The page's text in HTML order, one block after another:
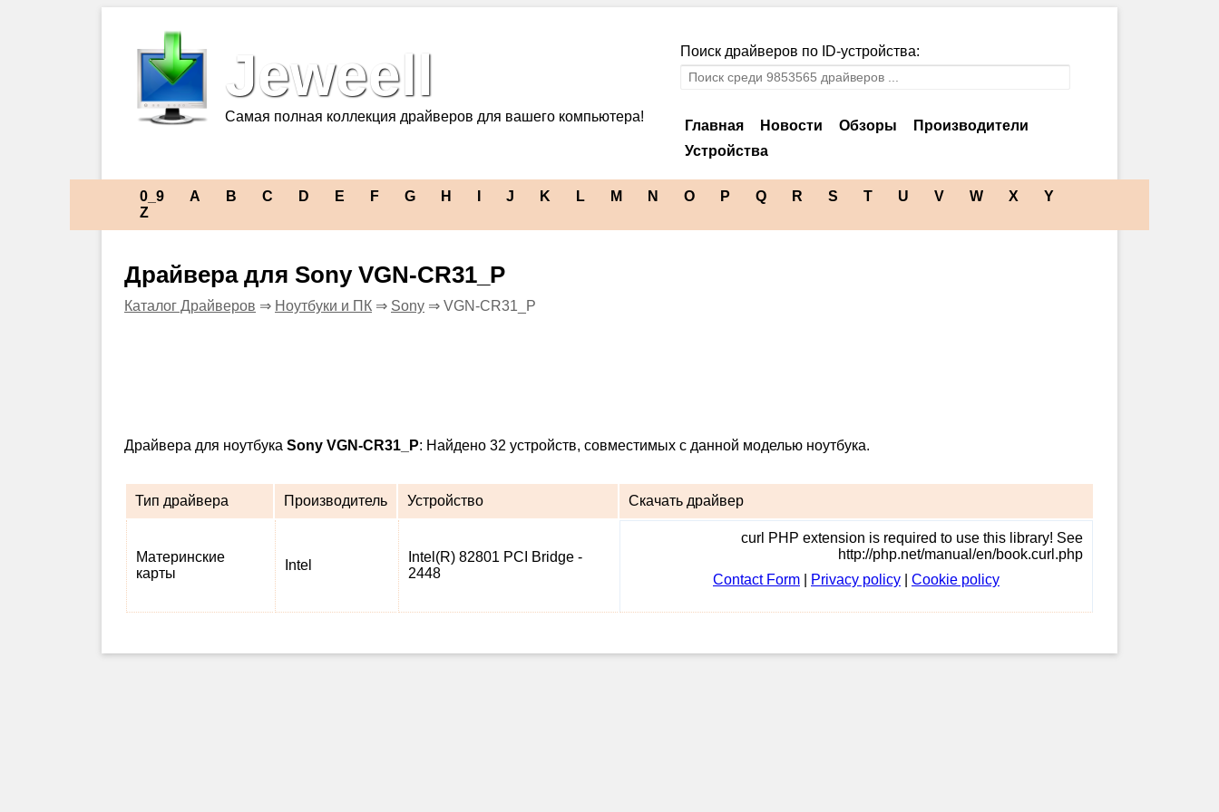
Jeweell
Самая полная коллекция драйверов для вашего компьютера!
Поиск драйверов по ID-устройства:
Главная Новости Обзоры
Производители
Устройства
0_9 A B C D E F G H J K L M N O P Q R S T U V W X
Y
Z
Драйвера для Sony VGN-CR31_P
Каталог Драйверов ⇒ Ноутбуки и ПК ⇒ Sony ⇒ VGN-CR31_P
Драйвера для ноутбука Sony VGN-CR31_P: Найдено 32 устройств, совместимых с данной моделью ноутбука.
Тип драйвера Производитель Устройство Скачать драйвер
Материнские
карты
Intel
Intel(R) 82801 PCI Bridge -
2448
curl PHP extension is required to use this library! See
http://php.net/manual/en/book.curl.php
Contact Form
Privacy policy Cookie policy